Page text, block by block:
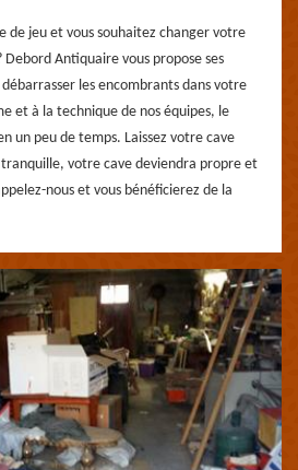
de jeu et vous souhaitez changer votre
Antiquaire vous propose ses
les encombrants dans votre
et à la technique de nos équipes, le
un peu de temps. Laissez votre cave
votre cave deviendra propre et
nous et vous bénéficierez de la